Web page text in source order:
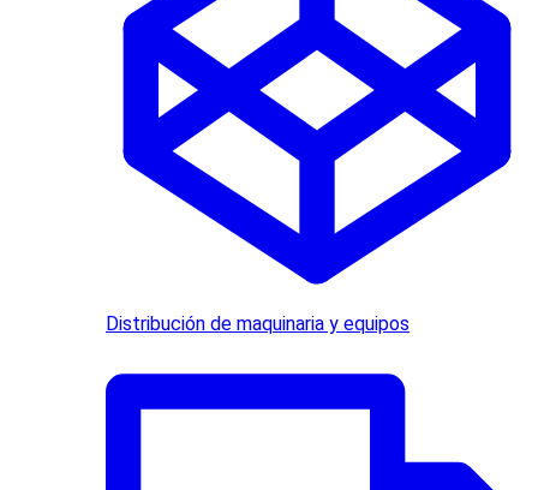
Distribución de maquinaria y equipos